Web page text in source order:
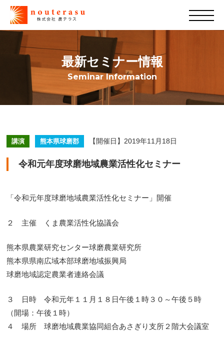
最新セミナー情報
Seminar Information
講演 熊本県球磨郡 【開催日】2019年11月18日
令和元年度球磨地域農業活性化セミナー
「令和元年度球磨地域農業活性化セミナー」開催
２ 主催 くま農業活性化協議会
熊本県農業研究センター球磨農業研究所
熊本県県南広域本部球磨地域振興局
球磨地域認定農業者連絡会議
３ 日時 令和元年１１月１８日午後１時３０～午後５時
（開場：午後１時）
４ 場所 球磨地域農業協同組合あさぎり支所２階大会議室